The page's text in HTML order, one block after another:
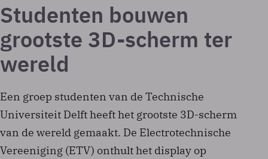
Studenten bouwen
grootste 3D-scherm ter
wereld
Een groep studenten van de Technische
Universiteit Delft heeft het grootste 3D-scherm
van de wereld gemaakt. De Electrotechnische
Vereeniging (ETV) onthult het display op